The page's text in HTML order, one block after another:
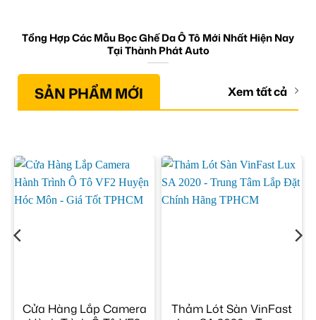
Tổng Hợp Các Mẫu Bọc Ghế Da Ô Tô Mới Nhất Hiện Nay
Tại Thành Phát Auto
SẢN PHẨM MỚI Xem tất cả
Cửa Hàng Lắp Camera
Thảm Lót Sàn VinFast